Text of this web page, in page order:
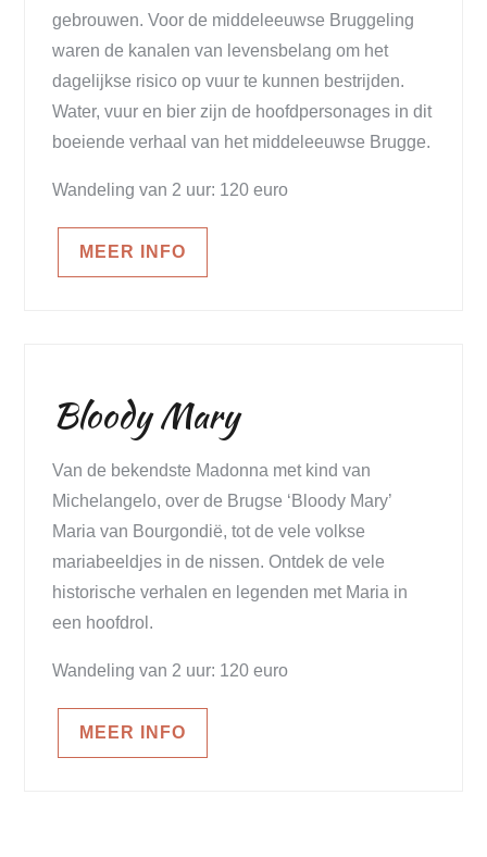
gebrouwen. Voor de middeleeuwse Bruggeling
waren de kanalen van levensbelang om het
dagelijkse risico op vuur te kunnen bestrijden.
Water, vuur en bier zijn de hoofdpersonages in dit
boeiende verhaal van het middeleeuwse Brugge.
Wandeling van 2 uur: 120 euro
MEER INFO
Bloody Mary
Van de bekendste Madonna met kind van
Michelangelo, over de Brugse ‘Bloody Mary’
Maria van Bourgondië, tot de vele volkse
mariabeeldjes in de nissen. Ontdek de vele
historische verhalen en legenden met Maria in
een hoofdrol.
Wandeling van 2 uur: 120 euro
MEER INFO